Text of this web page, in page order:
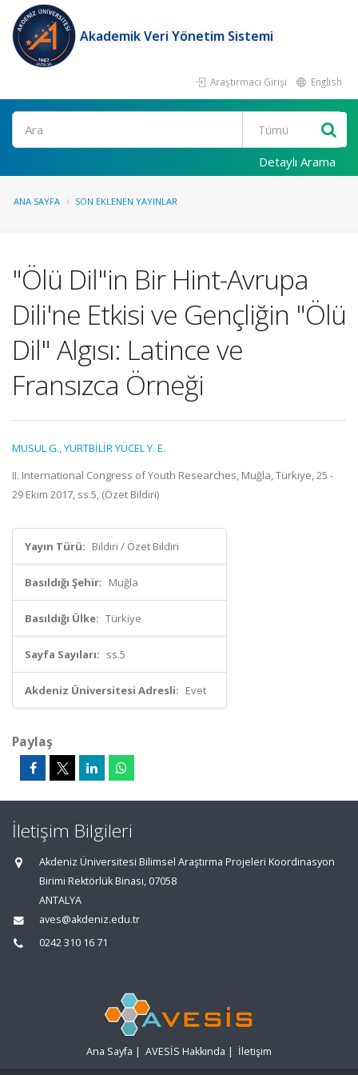
Akademik Veri Yönetim Sistemi
Araştırmacı Girişi English
Ara
Detaylı Arama
ANA SAYFA SON EKLENEN YAYINLAR
"Ölü Dil"in Bir Hint-Avrupa
Dili'ne Etkisi ve Gençliğin "Ölü
Dil" Algısı: Latince ve
Fransızca Örneği
MUSUL G.,YURTBİLİR YÜCEL Y. E.
II. International Congress of Youth Researches, Muğla, Türkiye, 25 -
29 Ekim 2017, ss.5, (Özet Bildiri)
Yayın Türü: Bildiri / Özet Bildiri
Basıldığı Şehir: Muğla
Basıldığı Ülke: Türkiye
Sayfa Sayıları: ss.5
Akdeniz Üniversitesi Adresli: Evet
Paylaş
İletişim Bilgileri
Akdeniz Üniversitesi Bilimsel Araştırma Projeleri Koordinasyon
Birimi Rektörlük Binası, 07058
ANTALYA
aves@akdeniz.edu.tr
0242 310 16 71
Ana Sayfa | AVESİS Hakkında | İletişim